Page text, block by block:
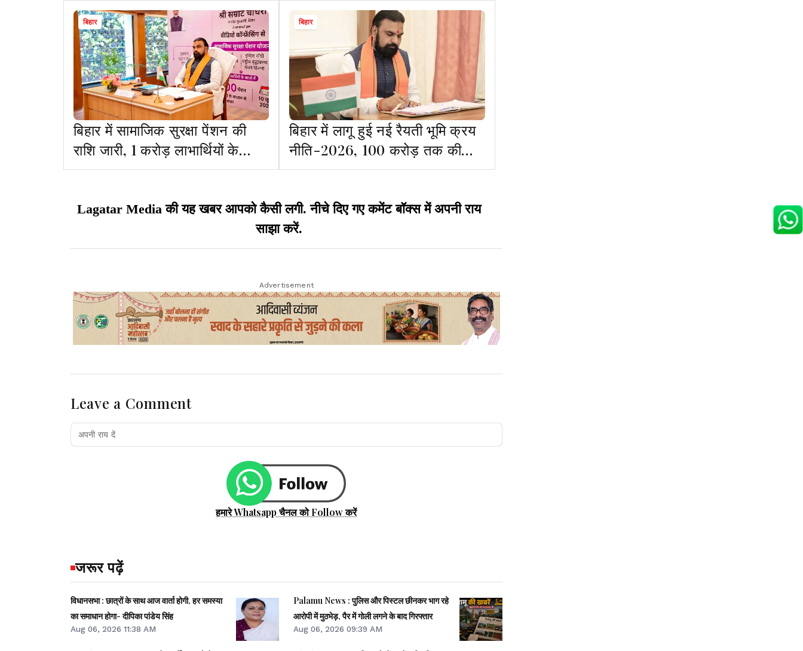
बिहार
बिहार में सामाजिक सुरक्षा पेंशन की
राशि जारी, 1 करोड़ लाभार्थियों के
खातों में पहुंचे 1100 रुपये
बिहार
बिहार में लागू हुई नई रैयती भूमि क्रय
नीति-2026, 100 करोड़ तक की
खरीद को डीएम देंगे मंजूरी
Lagatar Media की यह खबर आपको कैसी लगी. नीचे दिए गए कमेंट बॉक्स में अपनी राय
साझा करें.
Advertisement
Leave a Comment
हमारे Whatsapp चैनल को Follow करें
जरूर पढ़ें
विधानसभा : छात्रों के साथ आज वार्ता होगी, हर समस्या
का समाधान होगा- दीपिका पांडेय सिंह
Aug 06, 2026 11:38 AM
Palamu News : पुलिस और पिस्टल छीनकर भाग रहे
आरोपी में मुठभेड़, पैर में गोली लगने के बाद गिरफ्तार
Aug 06, 2026 09:39 AM